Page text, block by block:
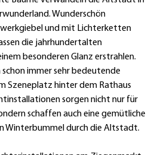
Wunderschön
und mit Lichterketten
die jahrhundertalten
besonderen Glanz erstrahlen.
schon immer sehr bedeutende
Szeneplatz hinter dem Rathaus
sorgen nicht nur für
schaffen auch eine gemütliche
Winterbummel durch die Altstadt.